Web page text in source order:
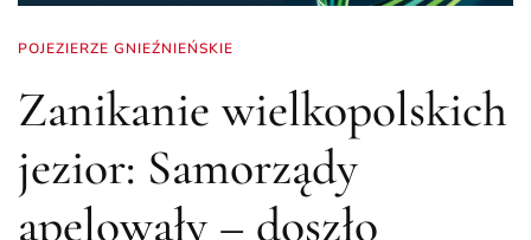
POJEZIERZE GNIEŹNIEŃSKIE
Zanikanie wielkopolskich
jezior: Samorządy
apelowały – doszło